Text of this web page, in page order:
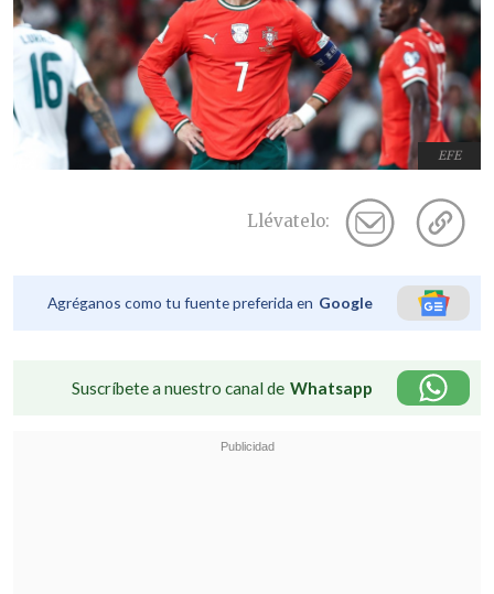
EFE
Llévatelo:
Agréganos como tu fuente preferida en Google
Suscríbete a nuestro canal de Whatsapp